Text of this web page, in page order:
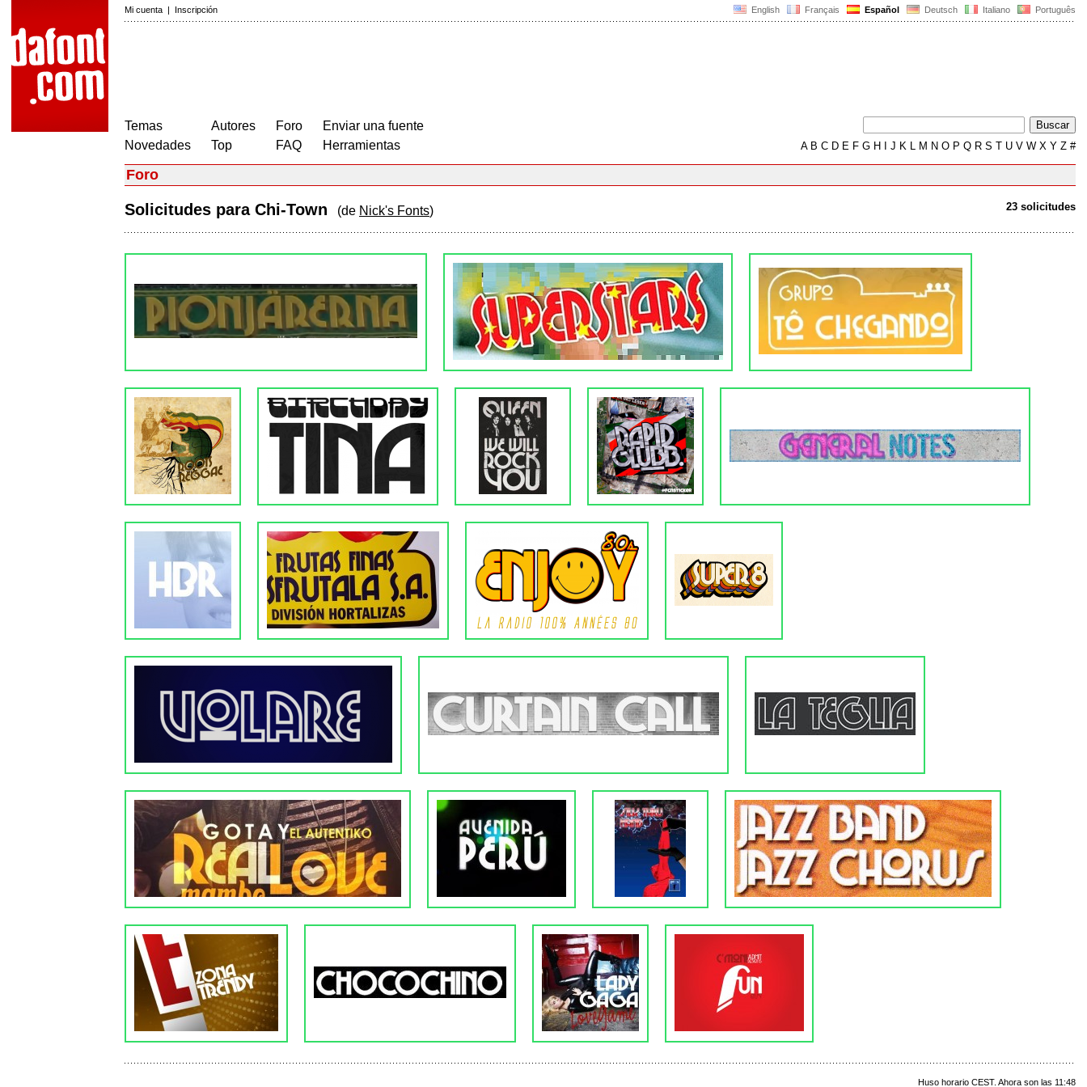
English Français Español Deutsch Italiano Português
Mi cuenta | Inscripción
Temas
Novedades
Autores
Top
Foro
FAQ
Enviar una fuente
Herramientas
AB C D E F G H J K L M N O P Q R S T U V W X Y Z #
Foro
23 solicitudes
Solicitudes para Chi-Town (de Nick's Fonts)
Huso horario CEST. Ahora son las 11:48